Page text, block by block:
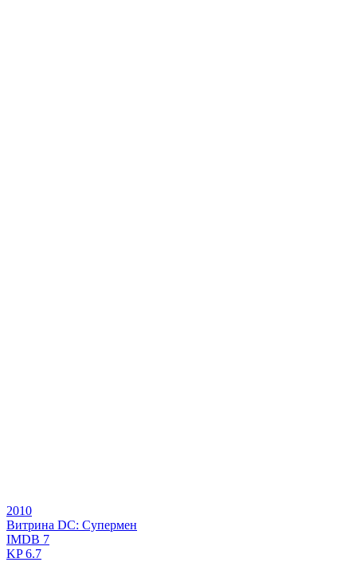
2010
Витрина DC: Супермен
IMDB 7
KP6.7